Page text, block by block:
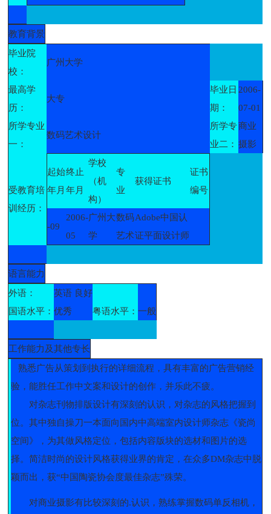
教育背景
毕业院
校：
广州大学
最高学
历：
大专
毕业日
期：
2006-
07-01
所学专业
一：
数码艺术设计
所学专
业二：
商业
摄影
受教育培
训经历：
起始
年月
终止
年月
学校
（机
构）
专
业
获得证书
证书
编号
-09
2006-
05
广州大
学
数码
艺术
Adobe中国认
证平面设计师
语言能力
外语：
英语 良好
国语水平：优秀 粤语水平：一般
工作能力及其他专长
熟悉广告从策划到执行的详细流程，具有丰富的广告营销经
验，能胜任工作中文案和设计的创作，并乐此不疲。
对杂志刊物排版设计有深刻的认识，对杂志的风格把握到
位。其中独自操刀一本面向国内中高端室内设计师杂志《瓷尚
空间》，为其做风格定位，包括内容版块的选材和图片的选
择。简洁时尚的设计风格获得业界的肯定，在众多DM杂志中脱
颖而出，获“中国陶瓷协会度最佳杂志”殊荣。
对商业摄影有比较深刻的.认识，熟练掌握数码单反相机，